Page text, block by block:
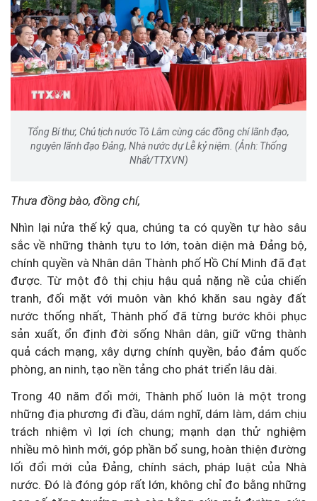
Tổng Bí thư, Chủ tịch nước Tô Lâm cùng các đồng chí lãnh đạo,
nguyên lãnh đạo Đảng, Nhà nước dự Lễ kỷ niệm. (Ảnh: Thống
Nhất/TTXVN)
Thưa đồng bào, đồng chí,
Nhìn lại nửa thế kỷ qua, chúng ta có quyền tự hào sâu
sắc về những thành tựu to lớn, toàn diện mà Đảng bộ,
chính quyền và Nhân dân Thành phố Hồ Chí Minh đã đạt
được. Từ một đô thị chịu hậu quả nặng nề của chiến
tranh, đối mặt với muôn vàn khó khăn sau ngày đất
nước thống nhất, Thành phố đã từng bước khôi phục
sản xuất, ổn định đời sống Nhân dân, giữ vững thành
quả cách mạng, xây dựng chính quyền, bảo đảm quốc
phòng, an ninh, tạo nền tảng cho phát triển lâu dài.
Trong 40 năm đổi mới, Thành phố luôn là một trong
những địa phương đi đầu, dám nghĩ, dám làm, dám chịu
trách nhiệm vì lợi ích chung; mạnh dạn thử nghiệm
nhiều mô hình mới, góp phần bổ sung, hoàn thiện đường
lối đổi mới của Đảng, chính sách, pháp luật của Nhà
nước. Đó là đóng góp rất lớn, không chỉ đo bằng những